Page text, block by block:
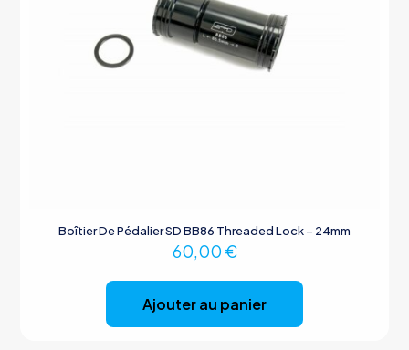
Boîtier De Pédalier SD BB86 Threaded Lock – 24mm
60,00 €
Ajouter au panier